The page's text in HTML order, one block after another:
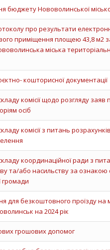
бюджету Нововолинської
про результати
приміщення площею 43,8 м2
міська
кошторисної документації
комісії щодо розгляду
осіб
комісії з питань
координаційної ради з
та/або насильству за ознакою
громади
для безкоштовного проїзду на
на 2024 рік
грошових допомог